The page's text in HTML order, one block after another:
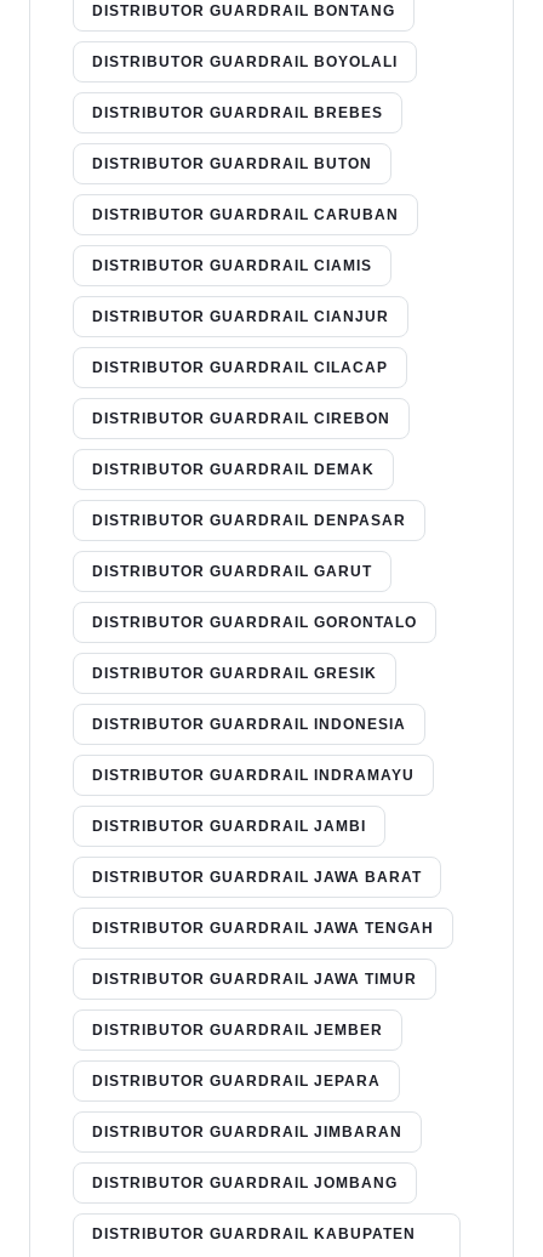
DISTRIBUTOR GUARDRAIL BONTANG
DISTRIBUTOR GUARDRAIL BOYOLALI
DISTRIBUTOR GUARDRAIL BREBES
DISTRIBUTOR GUARDRAIL BUTON
DISTRIBUTOR GUARDRAIL CARUBAN
DISTRIBUTOR GUARDRAIL CIAMIS
DISTRIBUTOR GUARDRAIL CIANJUR
DISTRIBUTOR GUARDRAIL CILACAP
DISTRIBUTOR GUARDRAIL CIREBON
DISTRIBUTOR GUARDRAIL DEMAK
DISTRIBUTOR GUARDRAIL DENPASAR
DISTRIBUTOR GUARDRAIL GARUT
DISTRIBUTOR GUARDRAIL GORONTALO
DISTRIBUTOR GUARDRAIL GRESIK
DISTRIBUTOR GUARDRAIL INDONESIA
DISTRIBUTOR GUARDRAIL INDRAMAYU
DISTRIBUTOR GUARDRAIL JAMBI
DISTRIBUTOR GUARDRAIL JAWA BARAT
DISTRIBUTOR GUARDRAIL JAWA TENGAH
DISTRIBUTOR GUARDRAIL JAWA TIMUR
DISTRIBUTOR GUARDRAIL JEMBER
DISTRIBUTOR GUARDRAIL JEPARA
DISTRIBUTOR GUARDRAIL JIMBARAN
DISTRIBUTOR GUARDRAIL JOMBANG
DISTRIBUTOR GUARDRAIL KABUPATEN